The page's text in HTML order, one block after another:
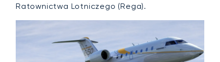
Ratownictwa Lotniczego (Rega).